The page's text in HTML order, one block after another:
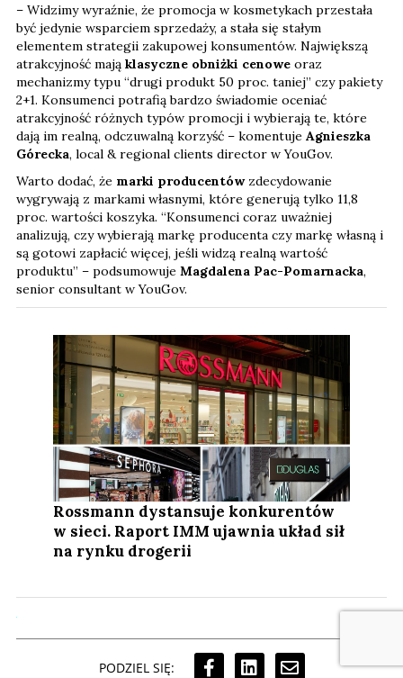
– Widzimy wyraźnie, że promocja w kosmetykach przestała
być jedynie wsparciem sprzedaży, a stała się stałym
elementem strategii zakupowej konsumentów. Największą
atrakcyjność mają klasyczne obniżki cenowe oraz
mechanizmy typu “drugi produkt 50 proc. taniej” czy pakiety
2+1. Konsumenci potrafią bardzo świadomie oceniać
atrakcyjność różnych typów promocji i wybierają te, które
dają im realną, odczuwalną korzyść – komentuje Agnieszka
Górecka, local & regional clients director w YouGov.
Warto dodać, że marki producentówzdecydowanie
wygrywają z markami własnymi, które generują tylko 11,8
proc. wartości koszyka. “Konsumenci coraz uważniej
analizują, czy wybierają markę producenta czy markę własną i
są gotowi zapłacić więcej, jeśli widzą realną wartość
produktu” – podsumowuje Magdalena Pac-Pomarnacka,
senior consultant w YouGov.
Rossmann dystansuje konkurentów
w sieci. Raport IMM ujawnia układ sił
na rynku drogerii
PODZIEL SIĘ: